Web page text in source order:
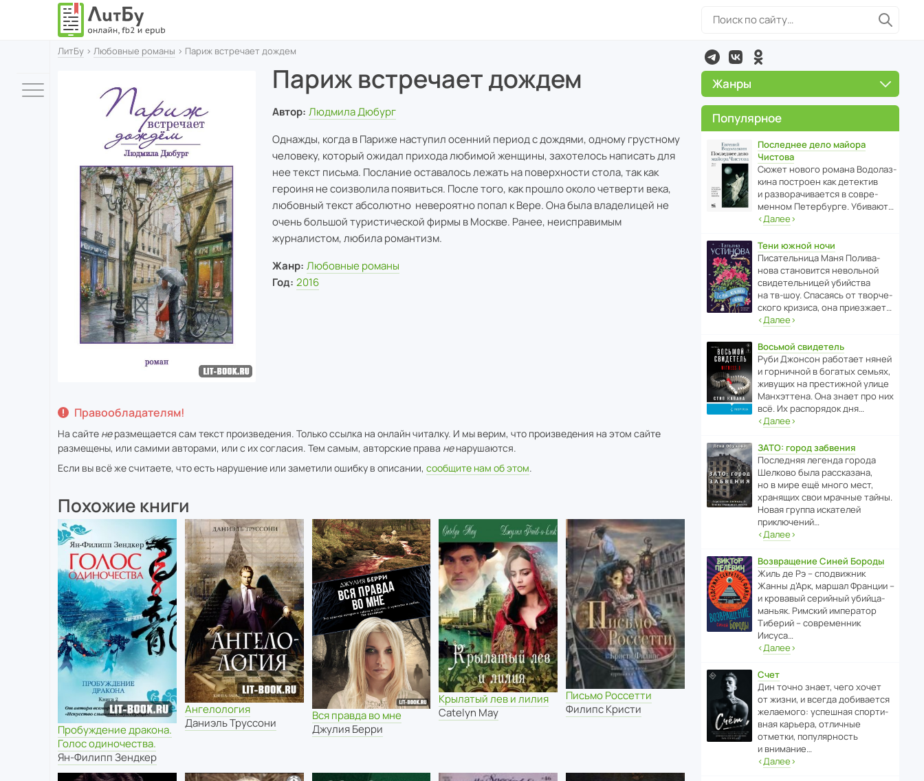
ЛитБу › Любовные романы › Париж встречает дождем
Париж встречает дождем
Автор: Людмила Дюбург
Однажды, когда в Париже наступил осенний период с дождями, одному грустному
человеку, который ожидал прихода любимой женщины, захотелось написать для
нее текст письма. Послание оставалось лежать на поверхности стола, так как
героиня не соизволила появиться. После того, как прошло около четверти века,
любовный текст абсолютно невероятно попал к Вере. Она была владелицей не
очень большой туристической фирмы в Москве. Ранее, неисправимым
журналистом, любила романтизм.
Жанр: Любовные романы
Год: 2016
Правообладателям!
На сайте неразмещается сам текст произведения. Только ссылка на онлайн читалку. И мы верим, что произведения на этом сайте
размещены, или самими авторами, или с их согласия. Тем самым, авторские права ненарушаются.
Если вы всё же считаете, что есть нарушение или заметили ошибку в описании, сообщите нам об этом.
Похожие книги
Пробуждение дракона.
Голос одиночества.
Ян-Филипп Зендкер
Ангелология
Даниэль Труссони
Вся правда во мне
Джулия Берри
Крылатый лев и лилия
Catelyn May
Письмо Россетти
Филипс Кристи
Жанры
Популярное
Последнее дело майора
Чистова
Сюжет нового романа Водо­ла­з­
кина пост­роен как дете­ктив
и разво­ра­чи­ва­ется в совре­
менном Пете­р­бурге. Убивают…
‹Далее›
Тени южной ночи
Писа­тель­ница Маня Поли­ва­
нова стано­вится невольной
свиде­тель­ницей убийства
на тв-шоу. Спасаясь от твор­че­
с­кого кризиса, она приезжает…
‹Далее›
Восьмой свидетель
Руби Джонсон рабо­тает няней
и горни­чной в богатых семьях,
живущих на прес­ти­жной улице
Манх­эт­тена. Она знает про них
всё. Их распо­рядок дня…
‹Далее›
ЗАТО: город забвения
После­дняя легенда города
Шелково была расска­зана,
но в мире ещё много мест,
хранящих свои мрачные тайны.
Новая группа иска­телей
приключений…
‹Далее›
Возвращение Синей Бороды
Жиль де Рэ – спод­ви­жник
Жанны д’Арк, маршал Франции –
и кровавый серийный убийца-
маньяк. Римский импе­ратор
Тиберий – совре­менник
Иисуса…
‹Далее›
Счет
Дин точно знает, чего хочет
от жизни, и всегда доби­ва­ется
жела­е­мого: успе­шная спор­ти­
вная карьера, отли­чные
отметки, попу­ля­р­ность
и внимание…
‹Далее›